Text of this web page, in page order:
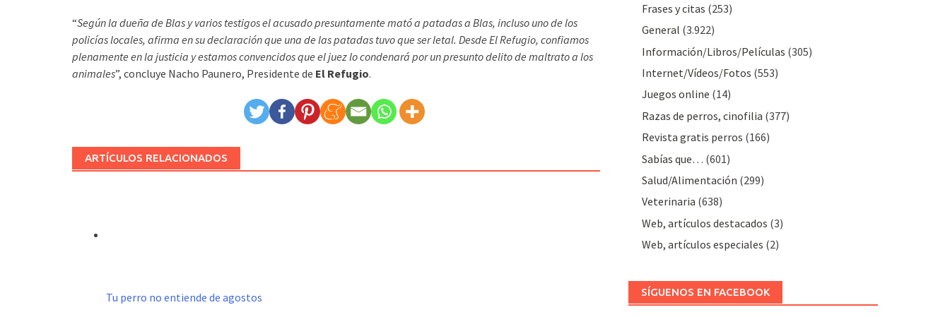
“Según la dueña de Blas y varios testigos el acusado presuntamente mató a patadas a Blas, incluso uno de los
policías locales, afirma en su declaración que una de las patadas tuvo que ser letal. Desde El Refugio, confiamos
plenamente en la justicia y estamos convencidos que el juez lo condenará por un presunto delito de maltrato a los
animales”, concluye Nacho Paunero, Presidente de El Refugio.
ARTÍCULOS RELACIONADOS
Tu perro no entiende de agostos
Frases y citas (253)
General (3.922)
Información/Libros/Películas (305)
Internet/Vídeos/Fotos (553)
Juegos online (14)
Razas de perros, cinofilia (377)
Revista gratis perros (166)
Sabías que… (601)
Salud/Alimentación (299)
Veterinaria (638)
Web, artículos destacados (3)
Web, artículos especiales (2)
SÍGUENOS EN FACEBOOK